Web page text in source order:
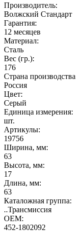
Производитель:
Волжский Стандарт
Гарантия:
12 месяцев
Материал:
Сталь
Вес (гр.):
176
Страна производства
Россия
Цвет:
Серый
Единица измерения:
шт.
Артикулы:
19756
Ширина, мм:
63
Высота, мм:
17
Длина, мм:
63
Каталожная группа:
..Трансмиссия
OEM:
452-1802092